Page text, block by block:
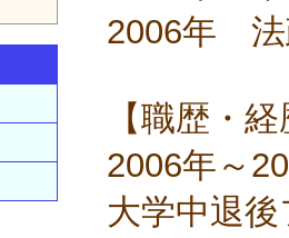
2006年 法
【職歴・
2006年～
大学中退